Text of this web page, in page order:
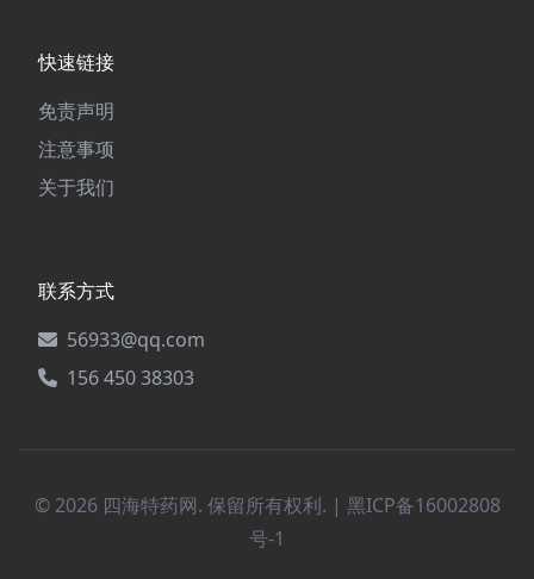
快速链接
免责声明
注意事项
关于我们
联系方式
56933@qq.com
156 450 38303
© 2026 四海特药网. 保留所有权利. | 黑ICP备16002808
号-1